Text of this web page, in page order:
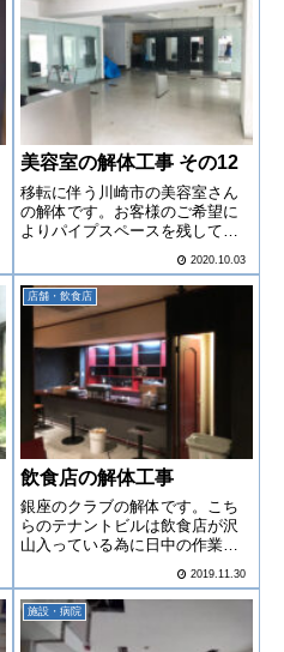
美容室の解体工事 その12
移転に伴う川崎市の美容室さん
の解体です。お客様のご希望に
よりパイプスペースを残しての
2020.10.03
店舗・飲食店
飲食店の解体工事
銀座のクラブの解体です。こち
らのテナントビルは飲食店が沢
山入っている為に日中の作業で
アコンは残しましたが基本的に
スケルトンになりました。
2019.11.30
施設・病院